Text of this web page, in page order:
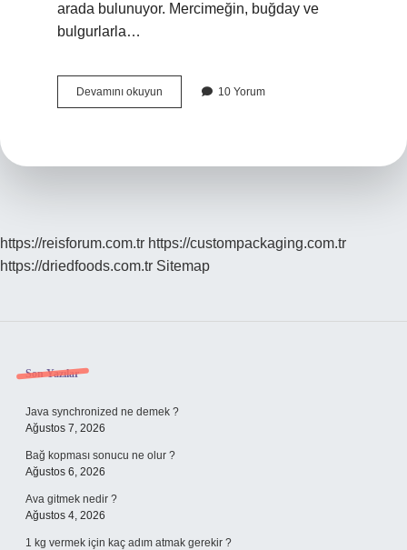
arada bulunuyor. Mercimeğin, buğday ve
bulgurlarla…
Devamını okuyun
mercimekli
10 Yorum
https://reisforum.com.tr https://custompackaging.com.tr
https://driedfoods.com.tr Sitemap
Sidebar
Son Yazılar
Java synchronized ne demek ?
Ağustos 7, 2026
Bağ kopması sonucu ne olur ?
Ağustos 6, 2026
Ava gitmek nedir ?
Ağustos 4, 2026
1 kg vermek için kaç adım atmak gerekir ?